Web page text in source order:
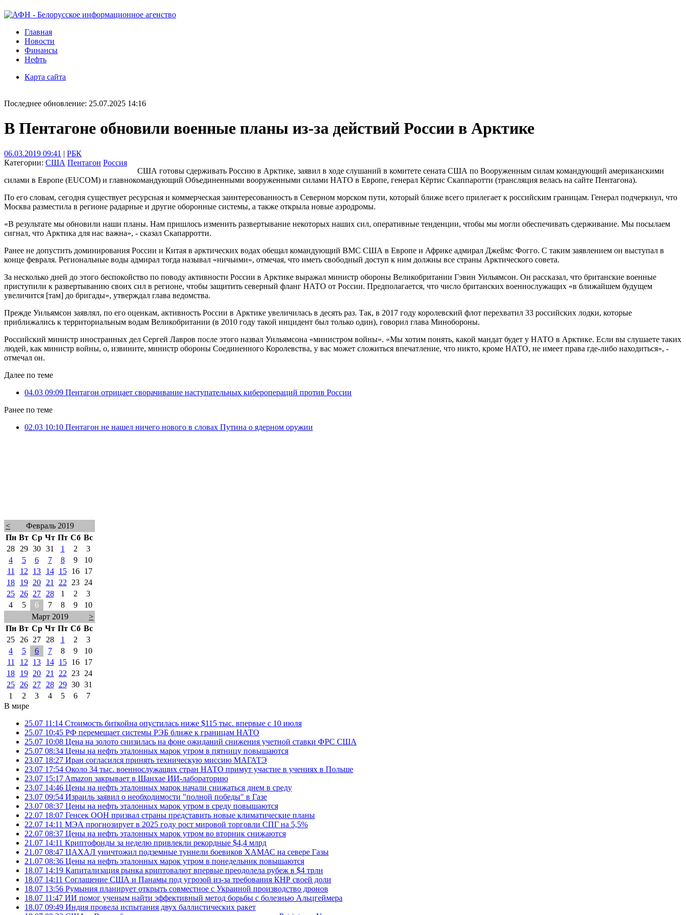
Главная
Новости
Финансы
Нефть
Карта сайта
Последнее обновление: 25.07.2025 14:16
В Пентагоне обновили военные планы из-за действий России в Арктике
06.03.2019 09:41 | РБК
Категории: США Пентагон Россия
США готовы сдерживать Россию в Арктике, заявил в ходе слушаний в комитете сената США по Вооруженным силам командующий американскими
силами в Европе (EUCOM) и главнокомандующий Объединенными вооруженными силами НАТО в Европе, генерал Кёртис Скаппаротти (трансляция велась на сайте Пентагона).
По его словам, сегодня существует ресурсная и коммерческая заинтересованность в Северном морском пути, который ближе всего прилегает к российским границам. Генерал подчеркнул, что
Москва разместила в регионе радарные и другие оборонные системы, а также открыла новые аэродромы.
«В результате мы обновили наши планы. Нам пришлось изменить развертывание некоторых наших сил, оперативные тенденции, чтобы мы могли обеспечивать сдерживание. Мы посылаем
сигнал, что Арктика для нас важна», - сказал Скапарротти.
Ранее не допустить доминирования России и Китая в арктических водах ​обещал командующий ВМС США в Европе и Африке адмирал Джеймс Фогго. С таким заявлением он выступал в
конце февраля. Региональные воды адмирал тогда называл «ничьими», отмечая, что иметь свободный доступ к ним должны все страны Арктического совета.
За несколько дней до этого беспокойство по поводу активности России в Арктике выражал министр обороны Великобритании Гэвин Уильямсон. Он рассказал, что британские военные
приступили к развертыванию своих сил в регионе, чтобы защитить северный фланг НАТО от России. Предполагается, что число британских военнослужащих «в ближайшем будущем
увеличится [там] до бригады», утверждал глава ведомства.
Прежде Уильямсон заявлял, по его оценкам, активность России в Арктике увеличилась в десять раз. Так, в 2017 году королевский флот перехватил 33 российских лодки, которые
приближались к территориальным водам Великобритании (в 2010 году такой инцидент был только один), говорил глава Минобороны.
Российский министр иностранных дел Сергей Лавров после этого назвал Уильямсона «министром войны». «Мы хотим понять, какой мандат будет у НАТО в Арктике. Если вы слушаете таких
людей, как министр войны, о, извините, министр обороны ​Соединенного Королевства, у вас может сложиться впечатление, что никто, кроме НАТО, не имеет права где-либо находиться», -
отмечал он.
Далее по теме
04.03 09:09 Пентагон отрицает сворачивание наступательных киберопераций против России
Ранее по теме
02.03 10:10 Пентагон не нашел ничего нового в словах Путина о ядерном оружии
<
Февраль 2019
Пн Вт Ср Чт Пт Сб Вс
28
29 30 31 1 2
3
4
5 6 7 8 9
10
11
12 13 14 15 16
17
18
19 20 21 22 23
24
25
26 27 28 1 2
3
4
5 6 7 8 9
10
Март 2019
>
Пн Вт Ср Чт Пт Сб Вс
25
26 27 28 1 2
3
4
5 6 7 8 9
10
11
12 13 14 15 16
17
18
19 20 21 22 23
24
25
26 27 28 29 30 31
1
2 3 4 5 6
7
В мире
25.07 11:14 Стоимость биткойна опустилась ниже $115 тыс. впервые с 10 июля
25.07 10:45 РФ перемещает системы РЭБ ближе к границам НАТО
25.07 10:08 Цена на золото снизилась на фоне ожиданий снижения учетной ставки ФРС США
25.07 08:34 Цены на нефть эталонных марок утром в пятницу повышаются
23.07 18:27 Иран согласился принять техническую миссию МАГАТЭ
23.07 17:54 Около 34 тыс. военнослужащих стран НАТО примут участие в учениях в Польше
23.07 15:17 Amazon закрывает в Шанхае ИИ-лабораторию
23.07 14:46 Цены на нефть эталонных марок начали снижаться днем в среду
23.07 09:54 Израиль заявил о необходимости "полной победы" в Газе
23.07 08:37 Цены на нефть эталонных марок утром в среду повышаются
22.07 18:07 Генсек ООН призвал страны представить новые климатические планы
22.07 14:11 МЭА прогнозирует в 2025 году рост мировой торговли СПГ на 5,5%
22.07 08:37 Цены на нефть эталонных марок утром во вторник снижаются
21.07 14:11 Криптофонды за неделю привлекли рекордные $4,4 млрд
21.07 08:47 ЦАХАЛ уничтожил подземные туннели боевиков ХАМАС на севере Газы
21.07 08:36 Цены на нефть эталонных марок утром в понедельник повышаются
18.07 14:19 Капитализация рынка криптовалют впервые преодолела рубеж в $4 трлн
18.07 14:11 Соглашение США и Панамы под угрозой из-за требования КНР своей доли
18.07 13:56 Румыния планирует открыть совместное с Украиной производство дронов
18.07 11:47 ИИ помог ученым найти эффективный метод борьбы с болезнью Альцгеймера
18.07 09:49 Индия провела испытания двух баллистических ракет